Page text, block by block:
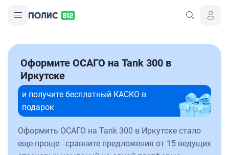
Оформите ОСАГО на Tank 300 в
Иркутске
и получите бесплатный КАСКО в
подарок
Оформить ОСАГО на Tank 300 в Иркутске стало
еще проще - сравните предложения от 15 ведущих